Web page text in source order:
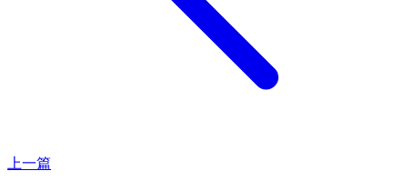
上一篇